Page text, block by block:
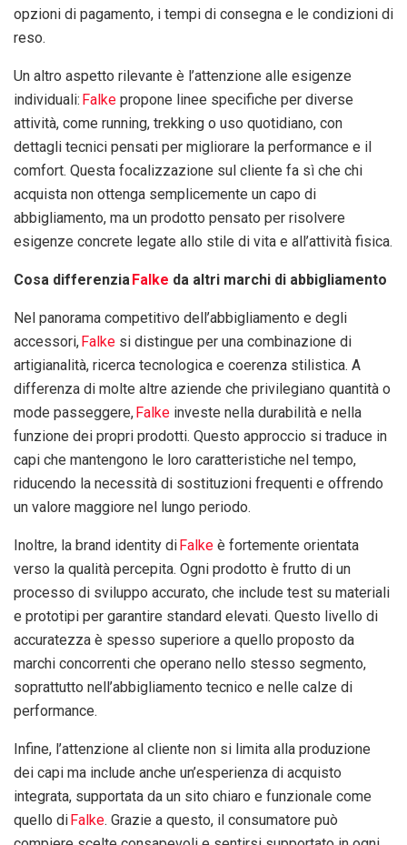
opzioni di pagamento, i tempi di consegna e le condizioni di
reso.
Un altro aspetto rilevante è l’attenzione alle esigenze
individuali: Falke propone linee specifiche per diverse
attività, come running, trekking o uso quotidiano, con
dettagli tecnici pensati per migliorare la performance e il
comfort. Questa focalizzazione sul cliente fa sì che chi
acquista non ottenga semplicemente un capo di
abbigliamento, ma un prodotto pensato per risolvere
esigenze concrete legate allo stile di vita e all’attività fisica.
Cosa differenzia Falke da altri marchi di abbigliamento
Nel panorama competitivo dell’abbigliamento e degli
accessori,Falke si distingue per una combinazione di
artigianalità, ricerca tecnologica e coerenza stilistica. A
differenza di molte altre aziende che privilegiano quantità o
mode passeggere,Falke investe nella durabilità e nella
funzione dei propri prodotti. Questo approccio si traduce in
capi che mantengono le loro caratteristiche nel tempo,
riducendo la necessità di sostituzioni frequenti e offrendo
un valore maggiore nel lungo periodo.
Inoltre, la brand identity diFalke è fortemente orientata
verso la qualità percepita. Ogni prodotto è frutto di un
processo di sviluppo accurato, che include test su materiali
e prototipi per garantire standard elevati. Questo livello di
accuratezza è spesso superiore a quello proposto da
marchi concorrenti che operano nello stesso segmento,
soprattutto nell’abbigliamento tecnico e nelle calze di
performance.
Infine, l’attenzione al cliente non si limita alla produzione
dei capi ma include anche un’esperienza di acquisto
integrata, supportata da un sito chiaro e funzionale come
quello diFalke. Grazie a questo, il consumatore può